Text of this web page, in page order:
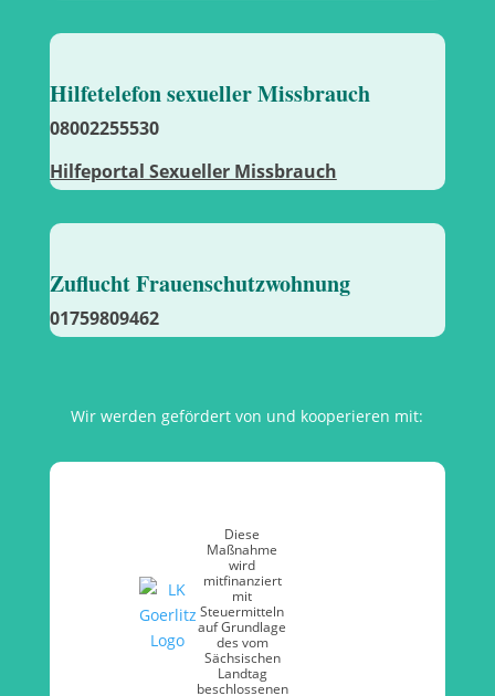
Hilfetelefon sexueller Missbrauch
08002255530
Hilfeportal Sexueller Missbrauch
Zuflucht Frauenschutzwohnung
01759809462
Wir werden gefördert von und kooperieren mit:
Diese
Maßnahme
wird
mitfinanziert
mit
Steuermitteln
auf Grundlage
des vom
Sächsischen
Landtag
beschlossenen